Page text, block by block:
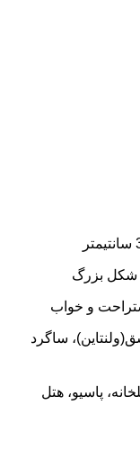
شکل بزرگ
و خواب
ساگرد
پاسیو، هتل